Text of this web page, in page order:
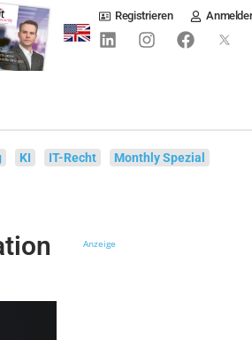
Registrieren
KI IT-Recht Monthly Spezial
Anzeige